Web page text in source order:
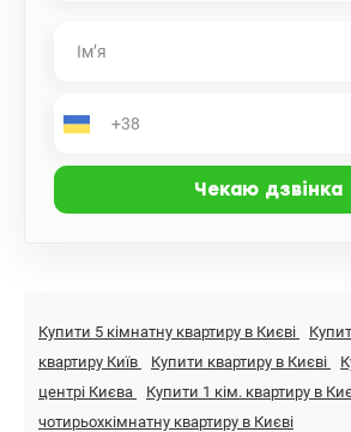
Купити 5 кімнатну квартиру в Києві
квартиру Київ
Купити квартиру в Києві
центрі Києва
Купити 1 кім. квартиру в
чотирьохкімнатну квартиру в Києві